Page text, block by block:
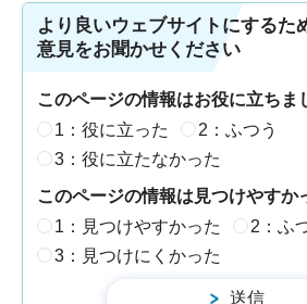
より良いウェブサイトにするた
意見をお聞かせください
このページの情報はお役に立ちま
1：役に立った
2：ふつう
3：役に立たなかった
このページの情報は見つけやすか
1：見つけやすかった
2：ふ
3：見つけにくかった